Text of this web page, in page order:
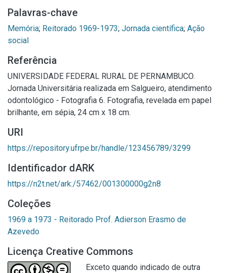
Palavras-chave
Memória; Reitorado 1969-1973; Jornada científica; Ação
social
Referência
UNIVERSIDADE FEDERAL RURAL DE PERNAMBUCO.
Jornada Universitária realizada em Salgueiro, atendimento
odontológico - Fotografia 6. Fotografia, revelada em papel
brilhante, em sépia, 24 cm x 18 cm.
URI
https://repository.ufrpe.br/handle/123456789/3299
Identificador dARK
https://n2t.net/ark:/57462/001300000g2n8
Coleções
1969 a 1973 - Reitorado Prof. Adierson Erasmo de
Azevedo
Licença Creative Commons
Exceto quando indicado de outra